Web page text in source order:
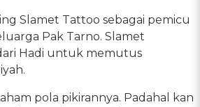
Slamet Tattoo sebagai pemicu
Pak Tarno. Slamet
Hadi untuk memutus
pola pikirannya. Padahal kan